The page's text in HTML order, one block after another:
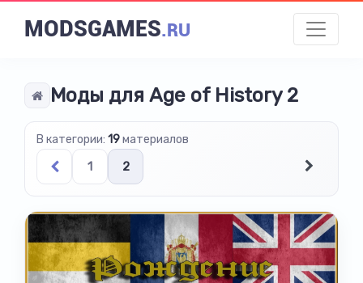
MODSGAMES.RU
Моды для Age of History 2
В категории: 19материалов
1 2